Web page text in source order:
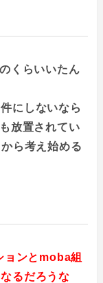
くらいいたん
にしないなら
放置されてい
ら考え始める
ョンとmoba組
るだろうな